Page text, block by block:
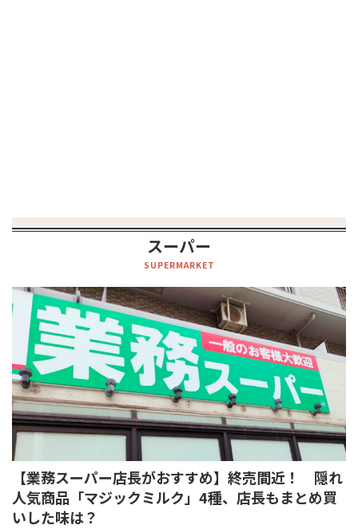
スーパー
SUPERMARKET
【業務スーパー店長がおすすめ】終売間近！ 隠れ
人気商品「マジックミルク」4種、店長もまとめ買
いした味は？